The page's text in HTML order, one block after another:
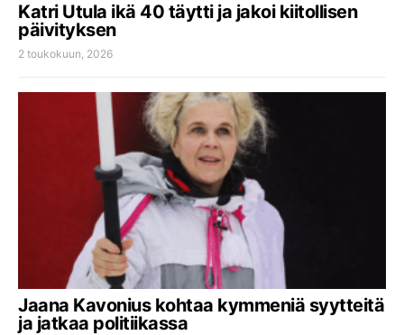
Katri Utula ikä 40 täytti ja jakoi kiitollisen
päivityksen
2 toukokuun, 2026
Jaana Kavonius kohtaa kymmeniä syytteitä
ja jatkaa politiikassa